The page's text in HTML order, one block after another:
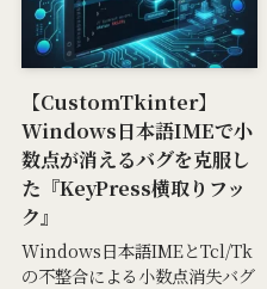
【CustomTkinter】
Windows日本語IMEで小
数点が消えるバグを克服し
た『KeyPress横取りフッ
ク』
Windows日本語IMEとTcl/Tk
の不整合による小数点消失バグ